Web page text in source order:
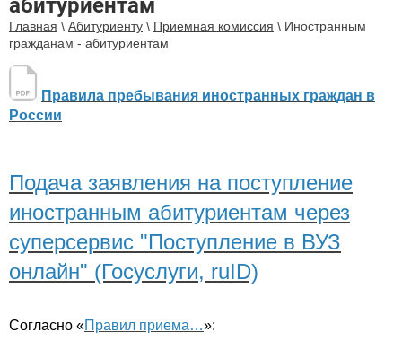
абитуриентам
Главная \ Абитуриенту \ Приемная комиссия \ Иностранным
гражданам - абитуриентам
Правила пребывания иностранных граждан в
России
Подача заявления на поступление
иностранным абитуриентам через
суперсервис "Поступление в ВУЗ
онлайн" (Госуслуги, ruID)
Cогласно «Правил приема…»: